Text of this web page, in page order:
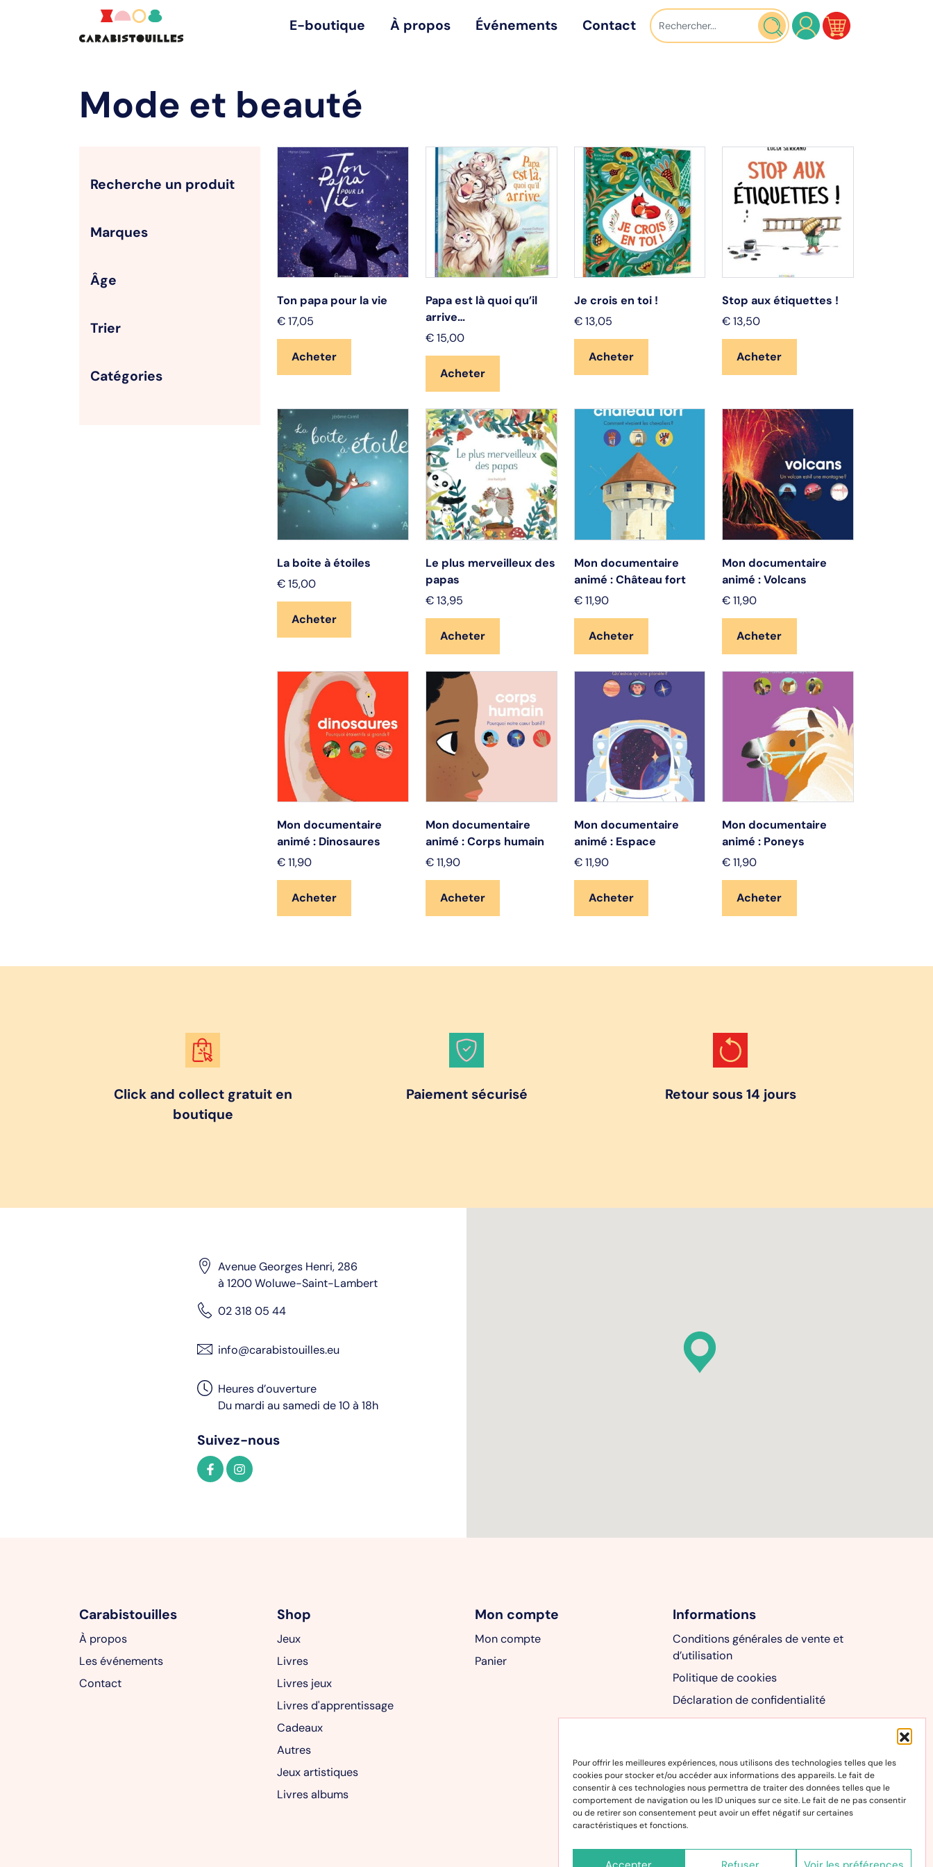
Pour offrir les meilleures expériences, nous utilisons des technologies telles que les
cookies pour stocker et/ou accéder aux informations des appareils. Le fait de
consentir à ces technologies nous permettra de traiter des données telles que le
comportement de navigation ou les ID uniques sur ce site. Le fait de ne pas consentir
ou de retirer son consentement peut avoir un effet négatif sur certaines
caractéristiques et fonctions.
Accepter Refuser Voir les préférences
E-boutique À propos Événements Contact
Mode et beauté
Recherche un produit
Marques
Âge
Trier
Catégories
Ton papa pour la vie
€ 17,05
Acheter
Papa est là quoi qu’il
arrive…
€15,00
Acheter
Je crois en toi !
€13,05
Acheter
Stop aux étiquettes !
€ 13,50
Acheter
La boite à étoiles
€ 15,00
Acheter
Le plus merveilleux des
papas
€13,95
Acheter
Mon documentaire
animé : Château fort
€11,90
Acheter
Mon documentaire
animé : Volcans
€ 11,90
Acheter
Mon documentaire
animé : Dinosaures
€ 11,90
Acheter
Mon documentaire
animé : Corps humain
€11,90
Acheter
Mon documentaire
animé : Espace
€11,90
Acheter
Mon documentaire
animé : Poneys
€ 11,90
Acheter
Click and collect gratuit en
boutique
Paiement sécurisé Retour sous 14 jours
Avenue Georges Henri, 286
à 1200 Woluwe-Saint-Lambert
02 318 05 44
info@carabistouilles.eu
Heures d’ouverture
Du mardi au samedi de 10 à 18h
Suivez-nous
Carabistouilles
À propos
Les événements
Contact
Shop
Jeux
Livres
Livres jeux
Livres d'apprentissage
Cadeaux
Autres
Jeux artistiques
Livres albums
Mon compte
Mon compte
Panier
Informations
Conditions générales de vente et
d’utilisation
Politique de cookies
Déclaration de confidentialité